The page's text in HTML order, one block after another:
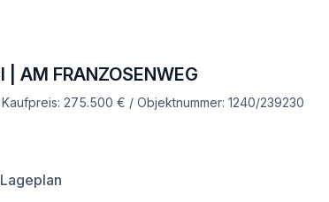
| AM FRANZOSENWEG
275.500 € / Objektnummer: 1240/239230
Lageplan